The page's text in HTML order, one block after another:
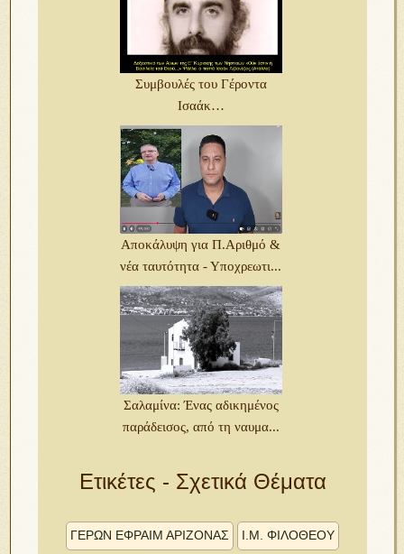
Συμβουλές του Γέροντα
Ισαάκ…
Αποκάλυψη για Π.Αριθμό &
νέα ταυτότητα - Υποχρεωτι...
Σαλαμίνα: Ένας αδικημένος
παράδεισος, από τη ναυμα...
Ετικέτες - Σχετικά Θέματα
ΓΕΡΩΝ ΕΦΡΑΙΜ ΑΡΙΖΟΝΑΣ Ι.Μ. ΦΙΛΟΘΕΟΥ